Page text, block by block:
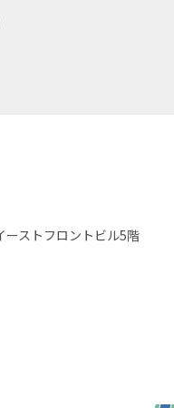
ーストフロントビル5階